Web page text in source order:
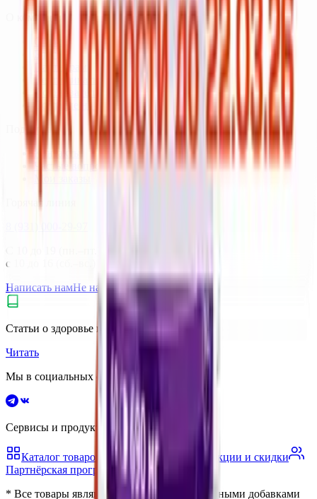
О компании
О нас
Блог
Партнёрам
Сертификаты качества
Пользовательское соглашение
Согласие на обработку данных
Поддержка
Контакты
Частые вопросы
Горячая линия
с 10 до 16 (сб.–вс.) по Москве
Написать намНе нашли нужный товар?
Статьи о здоровье и витаминах
Читать
Мы в социальных сетях
Сервисы и продукты vitanow
Каталог товаров Блог о здоровье
Акции и скидки
Партнёрская программа
* Все товары являются биологически активными добавками